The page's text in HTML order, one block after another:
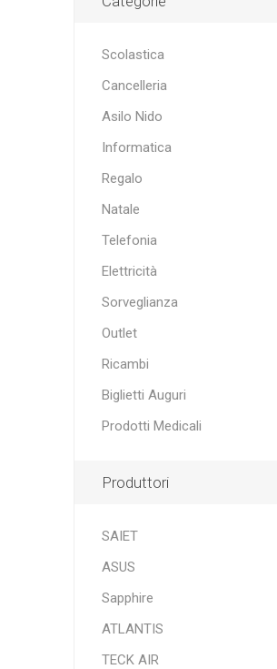
Scolastica
Cancelleria
Asilo Nido
Informatica
Regalo
Natale
Telefonia
Elettricità
Sorveglianza
Outlet
Ricambi
Biglietti Auguri
Prodotti Medicali
Produttori
SAIET
ASUS
Sapphire
ATLANTIS
TECK AIR